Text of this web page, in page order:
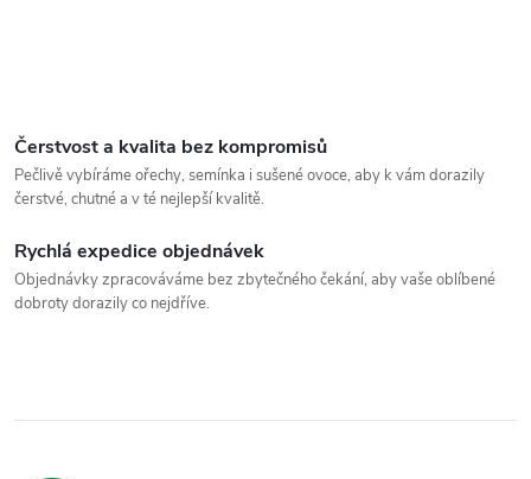
Čerstvost a kvalita bez kompromisů
Pečlivě vybíráme ořechy, semínka i sušené ovoce, aby k vám dorazily
čerstvé, chutné a v té nejlepší kvalitě.
Rychlá expedice objednávek
Objednávky zpracováváme bez zbytečného čekání, aby vaše oblíbené
dobroty dorazily co nejdříve.